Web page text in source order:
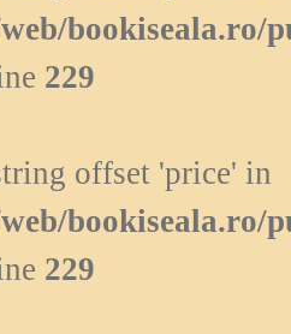
bookiseala.ro/
229
offset 'price' in
bookiseala.ro/
229